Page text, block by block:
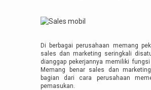
Di berbagai perusahaan memang
sales dan marketing seringkali
dianggap pekerjannya memiliki
Memang benar sales dan
bagian dari cara perusahaan
pemasukan.